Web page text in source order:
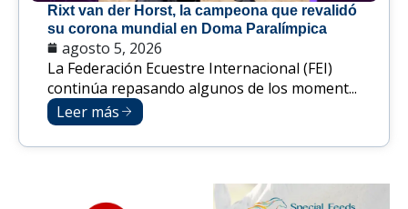
Rixt van der Horst, la campeona que revalidó
su corona mundial en Doma Paralímpica
agosto 5, 2026
La Federación Ecuestre Internacional (FEI)
continúa repasando algunos de los moment...
Leer más